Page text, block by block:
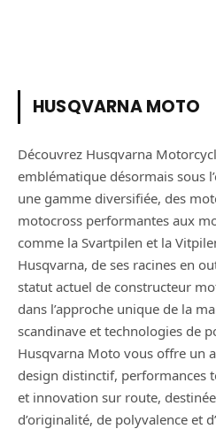
HUSQVARNA MOTO
Découvrez Husqvarna
emblématique désormais sous
une gamme diversifiée, des
motocross performantes aux
comme la Svartpilen et la
Husqvarna, de ses racines en
statut actuel de constructeur
dans l’approche unique de la
scandinave et technologies de
Husqvarna Moto vous offre un
design distinctif, performances
et innovation sur route,
d’originalité, de polyvalence et